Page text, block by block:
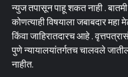
न्युज तपासून पाहू शकत नाही .
कोणत्याही विषयाला जबाबदार
किंवा जाहिरातदारच आहे .
पुणे न्यायालयांतर्गतच चालवले
नाहीत.